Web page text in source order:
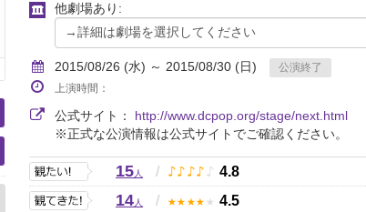
他劇場あり:
2015/08/26 (水) ～ 2015/08/30 (日)
公演終了
上演時間：
公式サイト： http://www.dcpop.org/stage/next.html
※正式な公演情報は公式サイトでご確認ください。
15人 / ♪ ♪ ♪ ♪ ♪ 4.8
14人 / ★ ★ ★ ★ ★ 4.5